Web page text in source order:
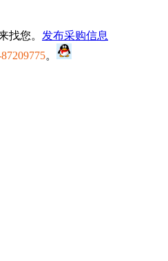
找您。 发布采购信息
。